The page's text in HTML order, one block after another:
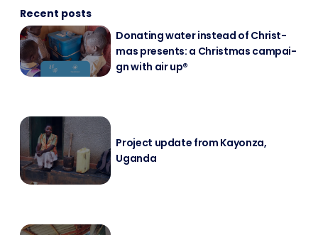
Recent posts
Do­na­ting wa­ter in­s­tead of Christ­
mas pres­ents: a Christ­mas cam­pai­
gn with air up®
Pro­ject up­date from Kayon­za,
Ugan­da